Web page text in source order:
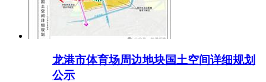
龙港市体育场周边地块国土空间详细规划
公示